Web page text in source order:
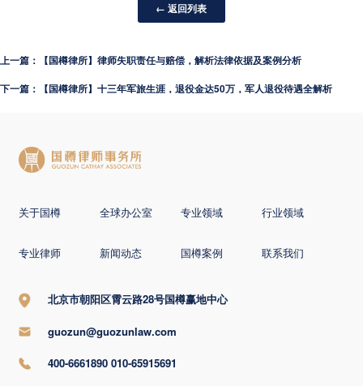
← 返回列表
上一篇：【国樽律所】律师失职责任与赔偿，解析法律依据及案例分析
下一篇：【国樽律所】十三年军旅生涯，退役金达50万，军人退役待遇全解析
关于国樽 全球办公室 专业领域 行业领域
专业律师 新闻动态 国樽案例 联系我们
北京市朝阳区霄云路28号国樽赢地中心
guozun@guozunlaw.com
400-6661890 010-65915691